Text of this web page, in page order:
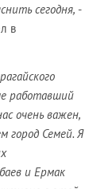
сегодня, -
в
работавший
очень важен,
город Семей. Я
и Ермак